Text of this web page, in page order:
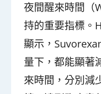
夜間醒來時間（
持的重要指標。
顯示，
量下，都能顯著
來時間，分別減